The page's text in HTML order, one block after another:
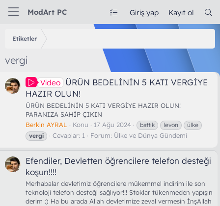
ModArt PC Giriş yap Kayıt ol
Etiketler
vergi
Video ÜRÜN BEDELİNİN 5 KATI VERGİYE
HAZIR OLUN!
ÜRÜN BEDELİNİN 5 KATI VERGİYE HAZIR OLUN!
PARANIZA SAHİP ÇIKIN
Berkin AYRAL
Konu 17 Ağu 2024 battık levon
ülke
vergi
Cevaplar: 1 Forum: Ülke ve Dünya Gündemi
Efendiler, Devletten öğrencilere telefon desteği
koşun!!!!
Merhabalar devletimiz öğrencilere mükemmel indirim ile son
teknoloji telefon desteği sağlıyor!!! Stoklar tükenmeden yapışın
derim :) Ha bu arada Allah devletimize zeval vermesin İnşAllah